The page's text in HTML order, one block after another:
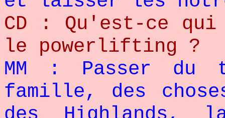
CD : Qu'est-ce
le powerlifting ?
MM : Passer du
famille, des